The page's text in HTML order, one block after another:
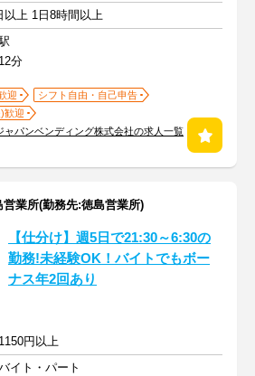
以上 1日8時間以上
分
迎
シフト自由・自己申告
歓迎
ャパンベンディング株式会社の求人一覧
業所(勤務先:徳島営業所)
【仕分け】週5日で21:30～6:30の
勤務!未経験OK！バイトでもボー
ナス年2回あり
円以上
イト・パート